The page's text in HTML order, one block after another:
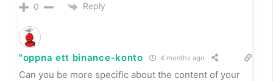
0 Reply
"oppna ett binance-konto 4 months ago
Can you be more specific about the content of your